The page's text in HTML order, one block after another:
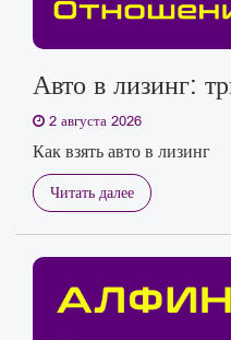
Авто в лизинг:
2 августа 2026
Как взять авто в лизинг
Читать далее